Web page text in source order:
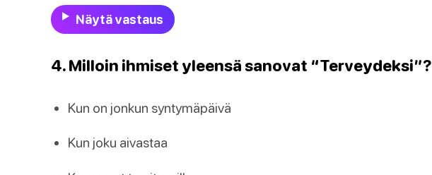
Näytä vastaus
4. Milloin ihmiset yleensä sanovat “Terveydeksi”?
Kun on jonkun syntymäpäivä
Kun joku aivastaa